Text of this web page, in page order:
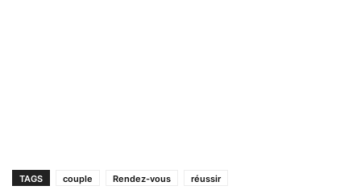
TAGS couple Rendez-vous réussir